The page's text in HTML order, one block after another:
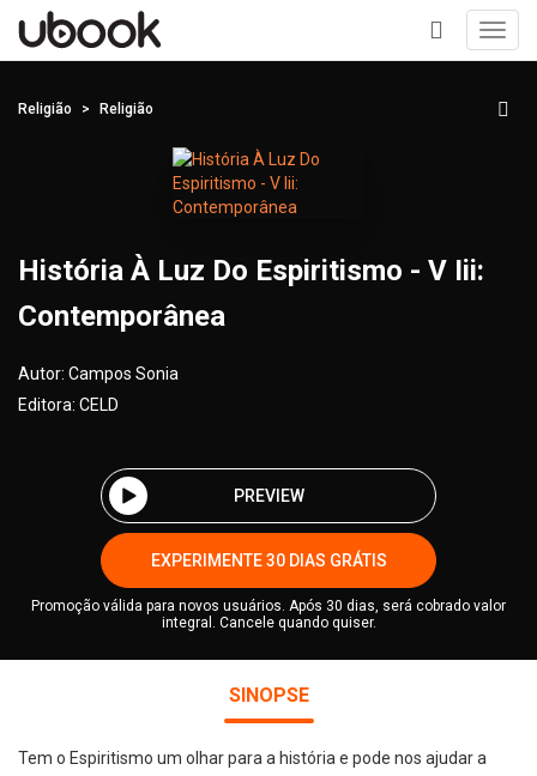
+
Religião Religião
História À Luz Do Espiritismo - V Iii:
Contemporânea
Autor: Campos Sonia
Editora: CELD
PREVIEW
EXPERIMENTE 30 DIAS GRÁTIS
Promoção válida para novos usuários. Após 30 dias, será cobrado valor
integral. Cancele quando quiser.
SINOPSE
Tem o Espiritismo um olhar para a história e pode nos ajudar a